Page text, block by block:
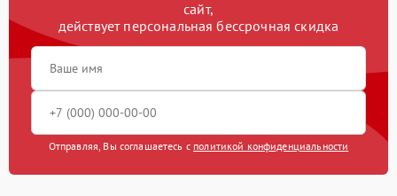
сайт,
действует персональная бессрочная скидка
Отправляя, Вы соглашаетесь с политикой конфиденциальности